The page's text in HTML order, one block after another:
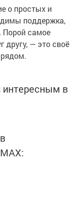
о простых и
поддержка,
Порой самое
другу, — это своё
в